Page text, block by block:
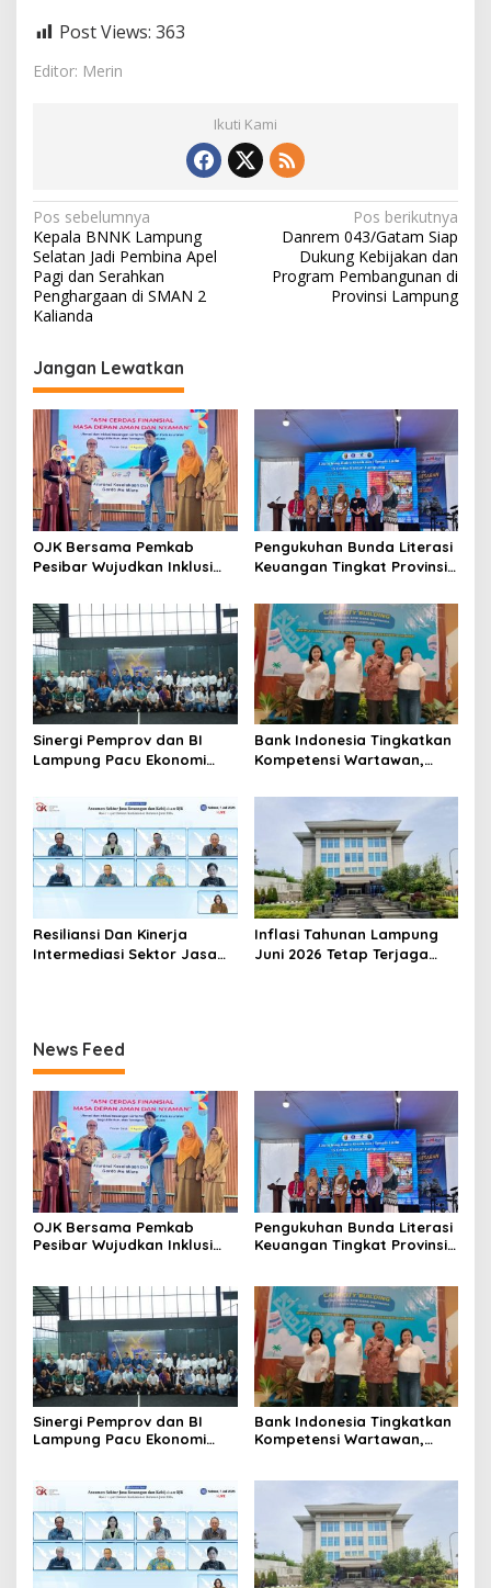
Post Views: 363
Editor: Merin
Ikuti Kami
N
a
v
i
a
s
i
p
o
s
Pos sebelumnya
Kepala BNNK Lampung
Selatan Jadi Pembina Apel
Pagi dan Serahkan
Penghargaan di SMAN 2
Kalianda
Pos berikutnya
Danrem 043/Gatam Siap
Dukung Kebijakan dan
Program Pembangunan di
Provinsi Lampung
Jangan Lewatkan
OJK Bersama Pemkab
Pesibar Wujudkan Inklusi
Dan Tenaga Pendidik Terima
Polis Asuransi Jiwa
Pengukuhan Bunda Literasi
Keuangan Tingkat Provinsi,
Provinsi Lampung, Perkuat
Gerakan Edukasi Keuangan
Bagi Masyarakat
Sinergi Pemprov dan BI
Lampung Pacu Ekonomi
Sport 2026
Bank Indonesia Tingkatkan
Kompetensi Wartawan,
Sebagai Narasumber
Resiliansi Dan Kinerja
Intermediasi Sektor Jasa
Inflasi Tahunan Lampung
Juni 2026 Tetap Terjaga
News Feed
OJK Bersama Pemkab
Pesibar Wujudkan Inklusi
Polis Asuransi Jiwa
Pengukuhan Bunda Literasi
Keuangan Tingkat Provinsi,
Gerakan Edukasi Keuangan
Bagi Masyarakat
Sinergi Pemprov dan BI
Lampung Pacu Ekonomi
Bank Indonesia Tingkatkan
Kompetensi Wartawan,